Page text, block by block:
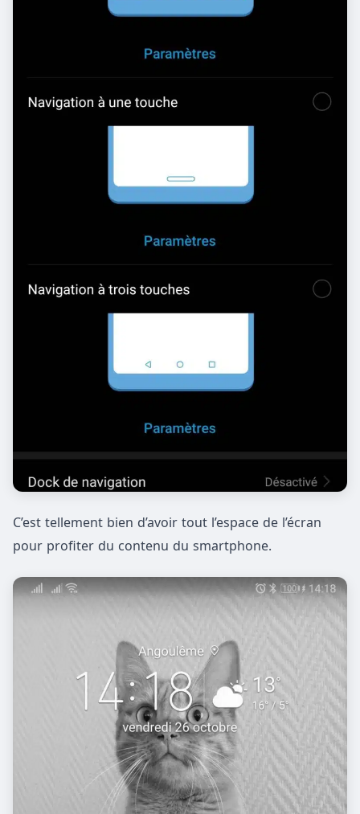
C’est tellement bien d’avoir tout l’espace de l’écran
pour profiter du contenu du smartphone.